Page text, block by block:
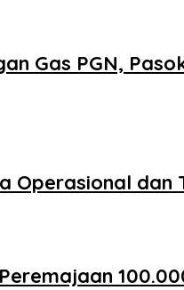
Gas PGN,
Operasional